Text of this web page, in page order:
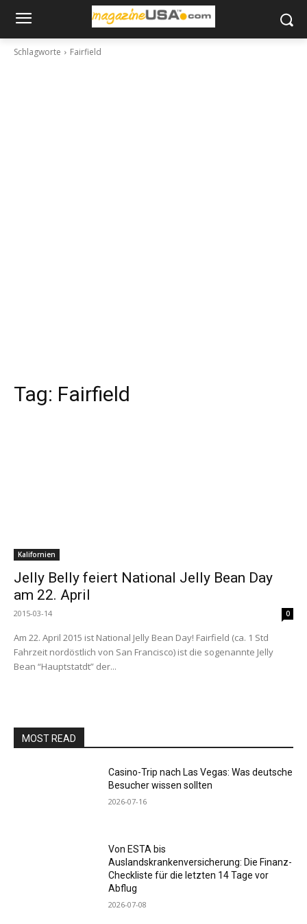
Schlagworte Fairfield
Tag: Fairfield
Kalifornien
Jelly Belly feiert National Jelly Bean Day
am 22. April
2015-03-14 0
Am 22. April 2015 ist National Jelly Bean Day! Fairfield (ca. 1 Std
Fahrzeit nordöstlich von San Francisco) ist die sogenannte Jelly
Bean “Hauptstatdt” der...
MOST READ
Casino-Trip nach Las Vegas: Was deutsche
Besucher wissen sollten
2026-07-16
Von ESTA bis
Auslandskrankenversicherung: Die Finanz-
Checkliste für die letzten 14 Tage vor
Abflug
2026-07-08